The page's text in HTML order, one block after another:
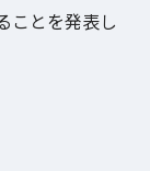
ことを発表し